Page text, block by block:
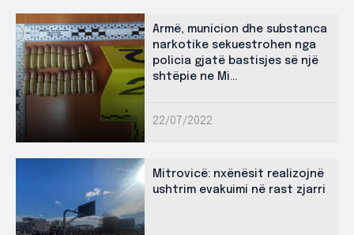
Armë, municion dhe substanca
narkotike sekuestrohen nga
policia gjatë bastisjes së një
shtëpie ne Mi...
22/07/2022
Mitrovicë: nxënësit realizojnë
ushtrim evakuimi në rast zjarri